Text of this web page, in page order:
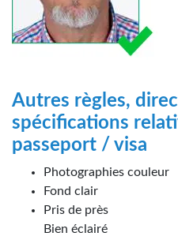
Autres règles,
spécifications
passeport / visa
Photographies couleur
Fond clair
Pris de près
Bien éclairé